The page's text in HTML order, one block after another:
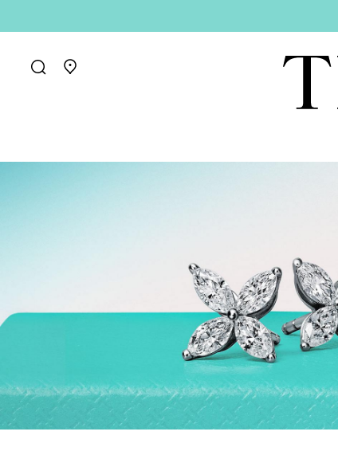
매장 찾기로 가기
티파니 식스틴 스톤 티파니™ 세팅